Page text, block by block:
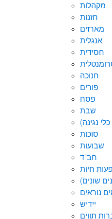
מקהלות
חזנות
מארזים
אנגלית
חסידית
חנוכה
פורים
פסח
שבת
נגינה)
סוכות
שבועות
חב"ד
חיות
שונים)
נוראים
יידיש
תווים